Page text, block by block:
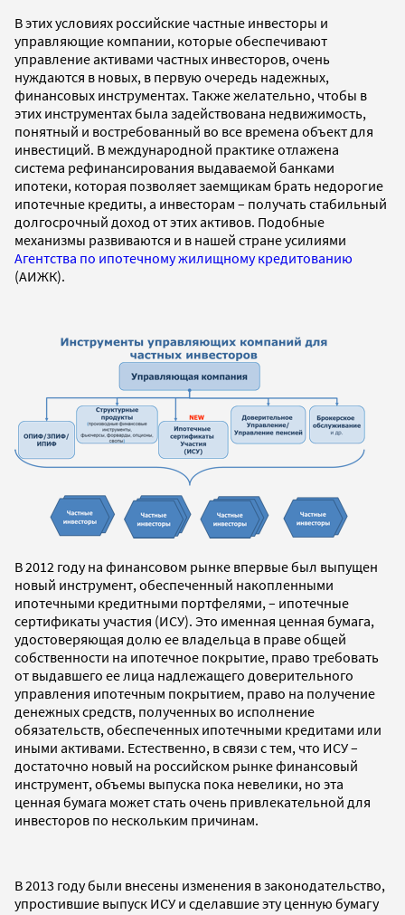
В этих условиях российские частные инвесторы и
управляющие компании, которые обеспечивают
управление активами частных инвесторов, очень
нуждаются в новых, в первую очередь надежных,
финансовых инструментах. Также желательно, чтобы в
этих инструментах была задействована недвижимость,
понятный и востребованный во все времена объект для
инвестиций. В международной практике отлажена
система рефинансирования выдаваемой банками
ипотеки, которая позволяет заемщикам брать недорогие
ипотечные кредиты, а инвесторам – получать стабильный
долгосрочный доход от этих активов. Подобные
механизмы развиваются и в нашей стране усилиями
Агентства по ипотечному жилищному кредитованию
(АИЖК).
В 2012 году на финансовом рынке впервые был выпущен
новый инструмент, обеспеченный накопленными
ипотечными кредитными портфелями, – ипотечные
сертификаты участия (ИСУ). Это именная ценная бумага,
удостоверяющая долю ее владельца в праве общей
собственности на ипотечное покрытие, право требовать
от выдавшего ее лица надлежащего доверительного
управления ипотечным покрытием, право на получение
денежных средств, полученных во исполнение
обязательств, обеспеченных ипотечными кредитами или
иными активами. Естественно, в связи с тем, что ИСУ –
достаточно новый на российском рынке финансовый
инструмент, объемы выпуска пока невелики, но эта
ценная бумага может стать очень привлекательной для
инвесторов по нескольким причинам.
В 2013 году были внесены изменения в законодательство,
упростившие выпуск ИСУ и сделавшие эту ценную бумагу